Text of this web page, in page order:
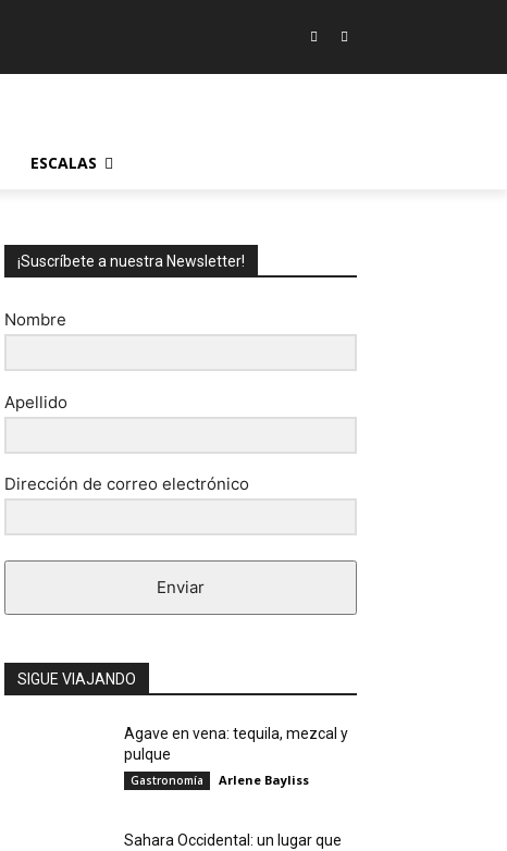
ESCALAS
¡Suscríbete a nuestra Newsletter!
Nombre
Apellido
Dirección de correo electrónico
Enviar
SIGUE VIAJANDO
Agave en vena: tequila, mezcal y
pulque
Gastronomía Arlene Bayliss
Sahara Occidental: un lugar que